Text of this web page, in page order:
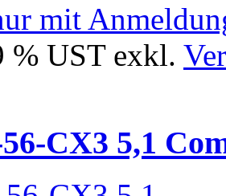
mit
% UST exkl.
CX3 5,1